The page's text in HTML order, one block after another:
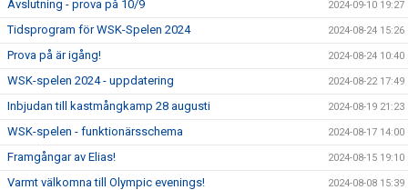
Avslutning - prova på 10/9 2024-09-10 19:27
Tidsprogram för WSK-Spelen 2024 2024-08-24 15:26
Prova på är igång! 2024-08-24 10:40
WSK-spelen 2024 - uppdatering 2024-08-22 17:49
Inbjudan till kastmångkamp 28 augusti 2024-08-19 21:23
WSK-spelen - funktionärsschema 2024-08-17 14:00
Framgångar av Elias! 2024-08-15 19:10
Varmt välkomna till Olympic evenings! 2024-08-08 15:39